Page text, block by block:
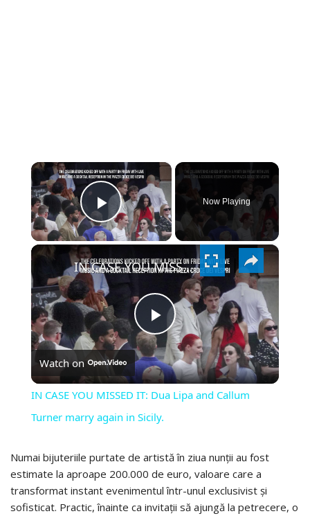
×
PLAY
VIDEO
Now Playing
×
PLAY
VIDEO
IN CASE YOU MISSED IT: Dua Lipa and Callum Turner marry again in Sicily.
Watch on
IN CASE YOU MISSED IT: Dua Lipa and Callum
Turner marry again in Sicily.
Numai bijuteriile purtate de artistă în ziua nunții au fost
estimate la aproape 200.000 de euro, valoare care a
transformat instant evenimentul într-unul exclusivist și
sofisticat. Practic, înainte ca invitații să ajungă la petrecere, o